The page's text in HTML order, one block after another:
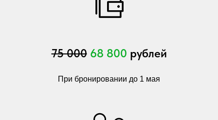
75 000 68 800 рублей
При бронировании до 1 мая